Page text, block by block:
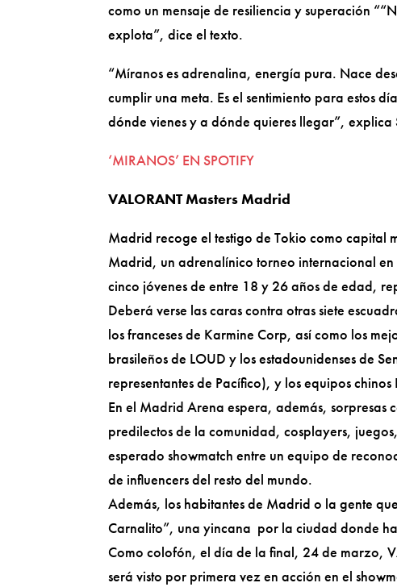
como un mensaje de resiliencia y superación
explota”, dice el texto.
“Míranos es adrenalina, energía pura. Nace
cumplir una meta. Es el sentimiento para estos
dónde vienes y a dónde quieres llegar”,
‘MIRANOS’ EN SPOTIFY
VALORANT Masters Madrid
Madrid recoge el testigo de Tokio como capital
Madrid, un adrenalínico torneo internacional
cinco jóvenes de entre 18 y 26 años de edad,
Deberá verse las caras contra otras siete
los franceses de Karmine Corp, así como los
brasileños de LOUD y los estadounidenses de
representantes de Pacífico), y los equipos
En el Madrid Arena espera, además, sorpresas
predilectos de la comunidad, cosplayers,
esperado showmatch entre un equipo de
de influencers del resto del mundo.
Además, los habitantes de Madrid o la gente
Carnalito”, una yincana por la ciudad donde
Como colofón, el día de la final, 24 de marzo,
será visto por primera vez en acción en el